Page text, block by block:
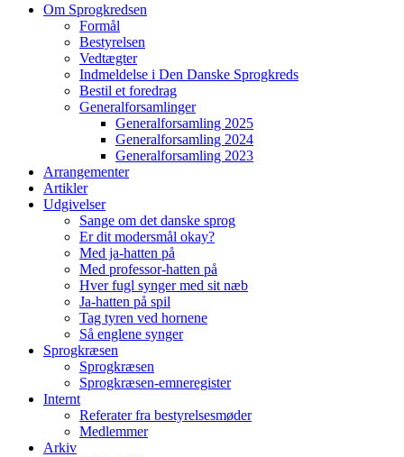
Om Sprogkredsen
Formål
Bestyrelsen
Vedtægter
Indmeldelse i Den Danske Sprogkreds
Bestil et foredrag
Generalforsamlinger
Generalforsamling 2025
Generalforsamling 2024
Generalforsamling 2023
Arrangementer
Artikler
Udgivelser
Sange om det danske sprog
Er dit modersmål okay?
Med ja-hatten på
Med professor-hatten på
Hver fugl synger med sit næb
Ja-hatten på spil
Tag tyren ved hornene
Så englene synger
Sprogkræsen
Sprogkræsen
Sprogkræsen-emneregister
Internt
Referater fra bestyrelsesmøder
Medlemmer
Arkiv